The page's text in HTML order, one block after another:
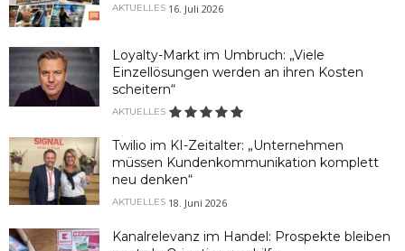
AKTUELLES 16. Juli 2026
Loyalty-Markt im Umbruch: „Viele
Einzellösungen werden an ihren Kosten
scheitern“
AKTUELLES
Twilio im KI-Zeitalter: „Unternehmen
müssen Kundenkommunikation komplett
neu denken“
AKTUELLES 18. Juni 2026
Kanalrelevanz im Handel: Prospekte bleiben